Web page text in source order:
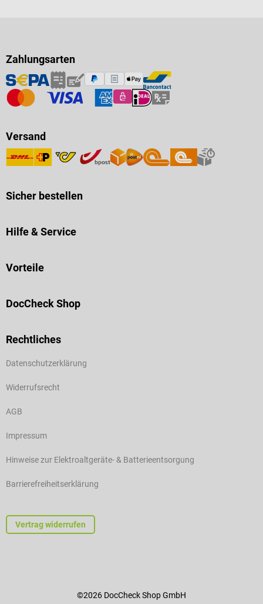
Zahlungsarten
Versand
Sicher bestellen
Hilfe & Service
Vorteile
DocCheck Shop
Rechtliches
Datenschutzerklärung
Widerrufsrecht
AGB
Impressum
Hinweise zur Elektroaltgeräte- & Batterieentsorgung
Barrierefreiheitserklärung
Vertrag widerrufen
©2026 DocCheck Shop GmbH